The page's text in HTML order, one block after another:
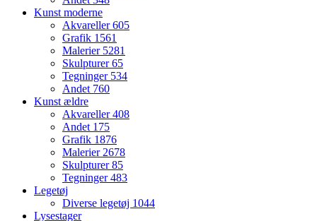
Kunst moderne
Akvareller605
Grafik 1561
Malerier 5281
Skulpturer65
Tegninger 534
Andet 760
Kunst ældre
Akvareller408
Andet 175
Grafik 1876
Malerier2678
Skulpturer85
Tegninger483
Legetøj
Diverse legetøj 1044
Lysestager